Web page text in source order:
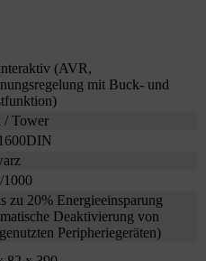
(AVR,
mit Buck- und
/ Tower
1000
zu 20% Energieeinsparung
Deaktivierung von
Peripheriegeräten)